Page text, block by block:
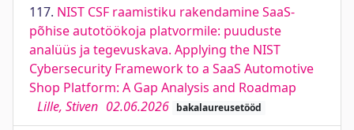
117. NIST CSF raamistiku rakendamine SaaS-
põhise autotöökoja platvormile: puuduste
analüüs ja tegevuskava. Applying the NIST
Cybersecurity Framework to a SaaS Automotive
Shop Platform: A Gap Analysis and Roadmap
Lille, Stiven 02.06.2026 bakalaureusetööd